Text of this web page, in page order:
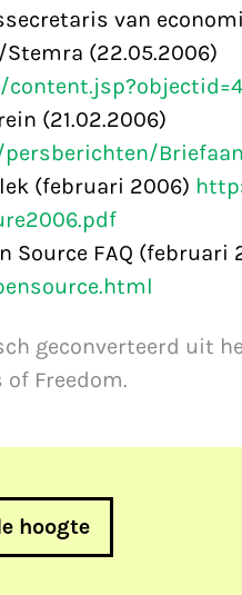
van
(22.05.2006)
(21.02.2006)
(februari 2006)
Source FAQ (februari
geconverteerd uit
Freedom.
hoogte